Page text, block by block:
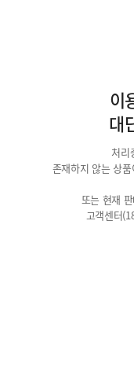
이
대
처리
존재하지 않는 상
또는 현재
고객센터